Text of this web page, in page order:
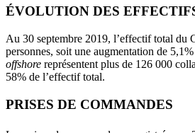
ÉVOLUTION DES
Au 30 septembre 2019, l’effectif total du
personnes, soit une augmentation de
offshore représentent plus de 126 000
58% de l’effectif total.
PRISES DE COMMANDES